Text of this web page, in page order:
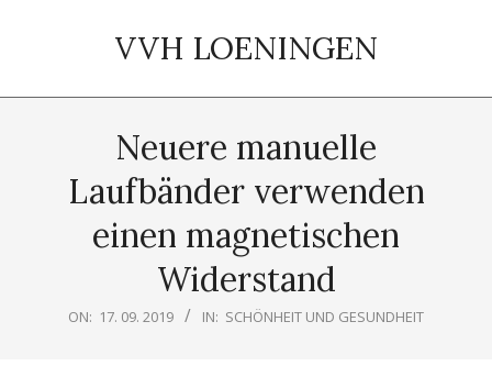
VVH LOENINGEN
Neuere manuelle
Laufbänder verwenden
einen magnetischen
Widerstand
ON: 17. 09. 2019 IN: SCHÖNHEIT UND GESUNDHEIT